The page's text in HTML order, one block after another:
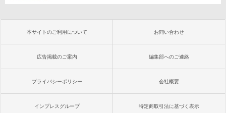
本サイトのご利用について お問い合わせ
広告掲載のご案内 編集部へのご連絡
プライバシーポリシー 会社概要
インプレスグループ 特定商取引法に基づく表示